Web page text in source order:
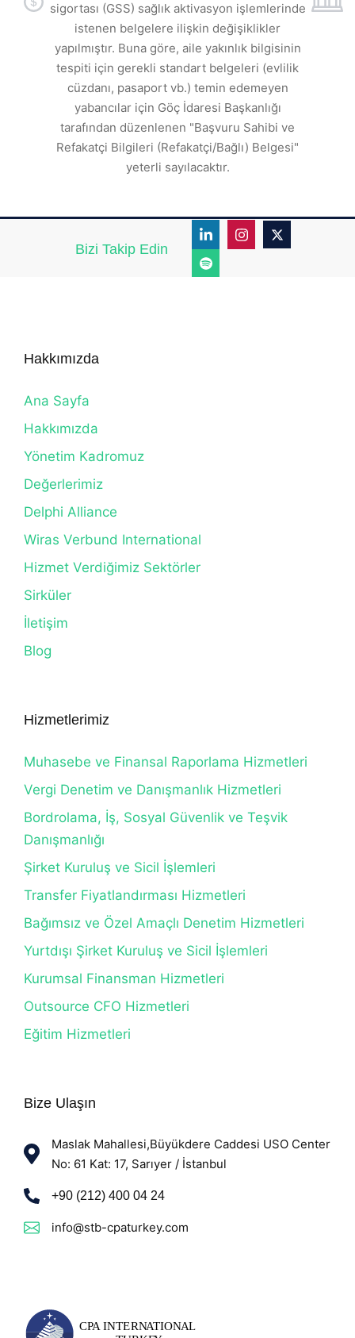
sigortası (GSS) sağlık aktivasyon işlemlerinde
istenen belgelere ilişkin değişiklikler
yapılmıştır. Buna göre, aile yakınlık bilgisinin
tespiti için gerekli standart belgeleri (evlilik
cüzdanı, pasaport vb.) temin edemeyen
yabancılar için Göç İdaresi Başkanlığı
tarafından düzenlenen "Başvuru Sahibi ve
Refakatçi Bilgileri (Refakatçi/Bağlı) Belgesi"
yeterli sayılacaktır.
Bizi Takip Edin
Hakkımızda
Ana Sayfa
Hakkımızda
Yönetim Kadromuz
Değerlerimiz
Delphi Alliance
Wiras Verbund International
Hizmet Verdiğimiz Sektörler
Sirküler
İletişim
Blog
Hizmetlerimiz
Muhasebe ve Finansal Raporlama Hizmetleri
Vergi Denetim ve Danışmanlık Hizmetleri
Bordrolama, İş, Sosyal Güvenlik ve Teşvik
Danışmanlığı
Şirket Kuruluş ve Sicil İşlemleri
Transfer Fiyatlandırması Hizmetleri
Bağımsız ve Özel Amaçlı Denetim Hizmetleri
Yurtdışı Şirket Kuruluş ve Sicil İşlemleri
Kurumsal Finansman Hizmetleri
Outsource CFO Hizmetleri
Eğitim Hizmetleri
Bize Ulaşın
Maslak Mahallesi,Büyükdere Caddesi USO Center
No: 61 Kat: 17, Sarıyer / İstanbul
+90 (212) 400 04 24
info@stb-cpaturkey.com